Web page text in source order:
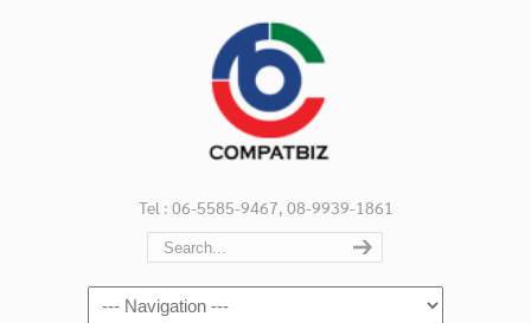
Tel : 06-5585-9467, 08-9939-1861
Navigation